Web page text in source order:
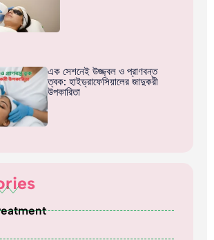
এক সেশনেই উজ্জ্বল ও প্রাণবন্ত
ত্বক: হাইড্রাফেসিয়ালের জাদুকরী
উপকারিতা